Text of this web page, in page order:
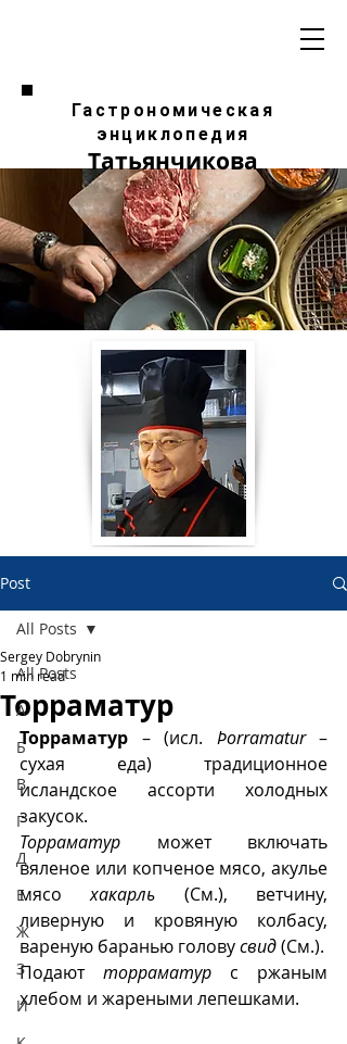
Гастрономическая
энциклопедия
Татьянчикова
Post
All Posts
А
Б
В
Г
Д
Е
Ж
З
И
All Posts
Торраматур
Sergey Dobrynin
1 min read
Торраматур – (исл. Þorramatur –
сухая еда) традиционное
исландское ассорти холодных
закусок.
Торраматур может включать
вяленое или копченое мясо, акулье
мясо хакарль (См.), ветчину,
ливерную и кровяную колбасу,
вареную баранью голову свид
Подают торраматур с ржаным
хлебом и жареными лепешками.